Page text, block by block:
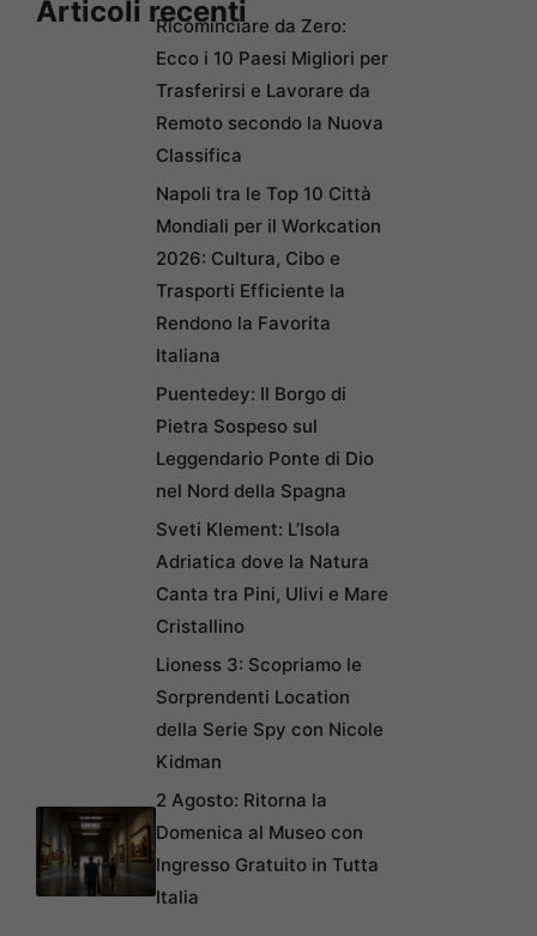
Articoli recentiRicominciare da Zero:
Ecco i 10 Paesi Migliori per
Trasferirsi e Lavorare da
Remoto secondo la Nuova
Classifica
Napoli tra le Top 10 Città
Mondiali per il Workcation
2026: Cultura, Cibo e
Trasporti Efficiente la
Rendono la Favorita
Italiana
Puentedey: Il Borgo di
Pietra Sospeso sul
Leggendario Ponte di Dio
nel Nord della Spagna
Sveti Klement: L’Isola
Adriatica dove la Natura
Canta tra Pini, Ulivi e Mare
Cristallino
Lioness 3: Scopriamo le
Sorprendenti Location
della Serie Spy con Nicole
Kidman
2 Agosto: Ritorna la
Domenica al Museo con
Ingresso Gratuito in Tutta
Italia